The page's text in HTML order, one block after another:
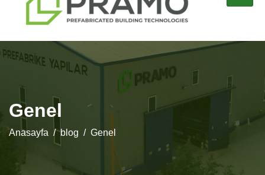
Genel
Anasayfa blog Genel